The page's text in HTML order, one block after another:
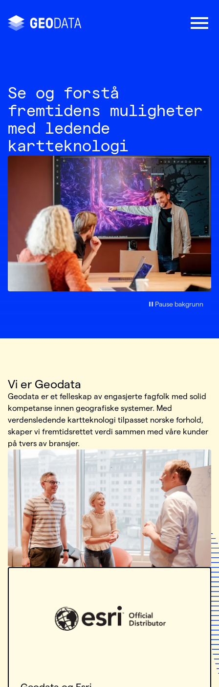
Se og forstå
fremtidens muligheter
med ledende
kartteknologi
Pause bakgrunn
Vi er Geodata
Geodata er et felleskap av engasjerte fagfolk med solid
kompetanse innen geografiske systemer. Med
verdensledende kartteknologi tilpasset norske forhold,
skaper vi fremtidsrettet verdi sammen med våre kunder
på tvers av bransjer.